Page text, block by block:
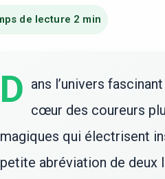
D ans l’univers
cœur des coureurs
magiques qui électrisent
petite abréviation de deux